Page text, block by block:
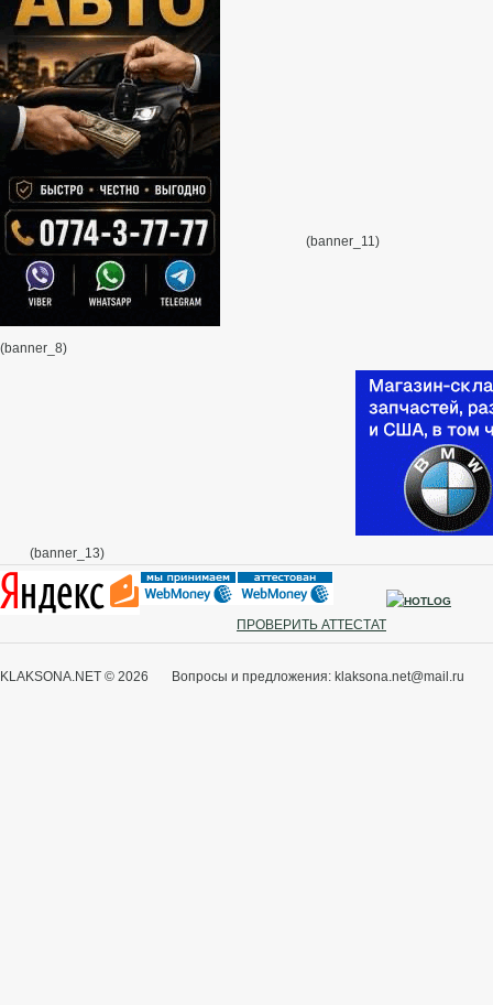
(banner_8)
(banner_11)
(banner_13)
ПРОВЕРИТЬ АТТЕСТАТ
KLAKSONA.NET © 2026 Вопросы и предложения: klaksona.net@mail.ru